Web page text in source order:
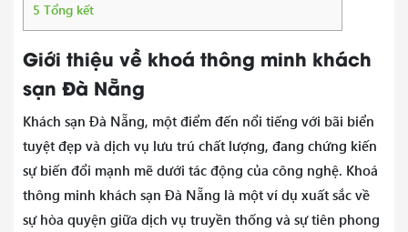
5 Tổng kết
Giới thiệu về khoá thông minh khách
sạn Đà Nẵng
Khách sạn Đà Nẵng, một điểm đến nổi tiếng với bãi biển
tuyệt đẹp và dịch vụ lưu trú chất lượng, đang chứng kiến
sự biến đổi mạnh mẽ dưới tác động của công nghệ. Khoá
thông minh khách sạn Đà Nẵng là một ví dụ xuất sắc về
sự hòa quyện giữa dịch vụ truyền thống và sự tiên phong